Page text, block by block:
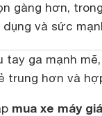
gàng hơn,
và sức
tay ga mạnh
trung hơn và
mua xe máy